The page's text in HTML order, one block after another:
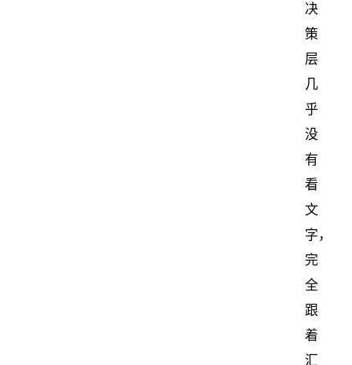
决
策
层
几
乎
没
有
看
文
字，
完
全
跟
着
汇